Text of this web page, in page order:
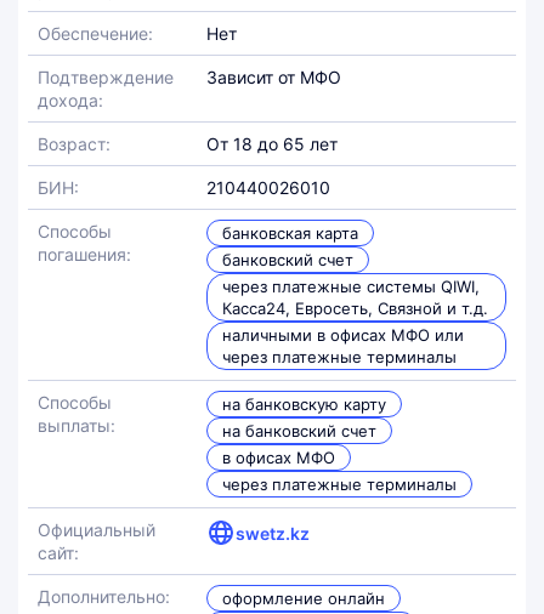
Обеспечение: Нет
Подтверждение
дохода:
Зависит от МФО
Возраст: От 18 до 65 лет
БИН: 210440026010
Способы
погашения:
банковская карта
банковский счет
через платежные системы QIWI,
Касса24, Евросеть, Связной и т.д.
наличными в офисах МФО или
через платежные терминалы
Способы
выплаты:
на банковскую карту
на банковский счет
в офисах МФО
через платежные терминалы
Официальный
сайт:
swetz.kz
Дополнительно:
оформление онлайн